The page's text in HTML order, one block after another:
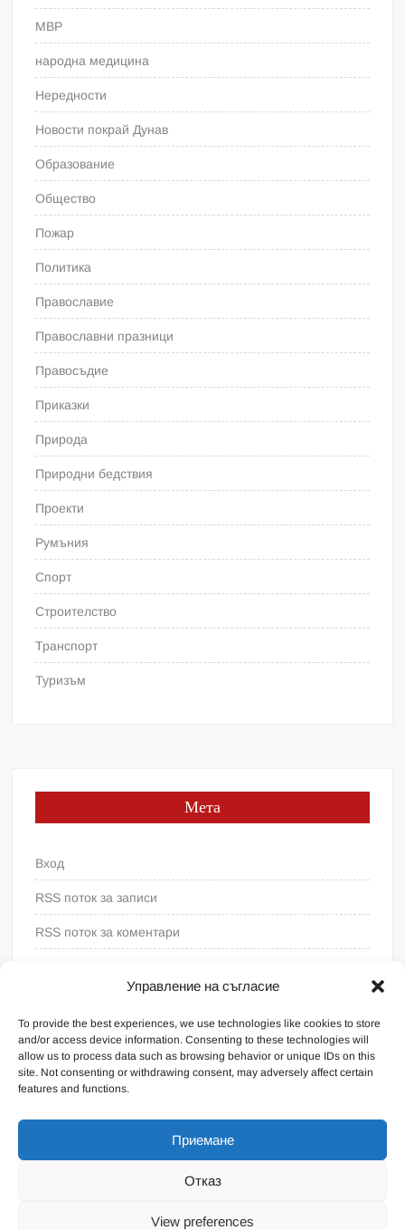
Управление на съгласие
To provide the best experiences, we use technologies like cookies to store
and/or access device information. Consenting to these technologies will
allow us to process data such as browsing behavior or unique IDs on this
site. Not consenting or withdrawing consent, may adversely affect certain
features and functions.
Приемане
Отказ
View preferences
МВР
народна медицина
Нередности
Новости покрай Дунав
Образование
Общество
Пожар
Политика
Православие
Православни празници
Правосъдие
Приказки
Природа
Природни бедствия
Проекти
Румъния
Спорт
Строителство
Транспорт
Туризъм
Мета
Вход
RSS поток за записи
RSS поток за коментари
Proudly powered by WordPress |Theme: FreeNews